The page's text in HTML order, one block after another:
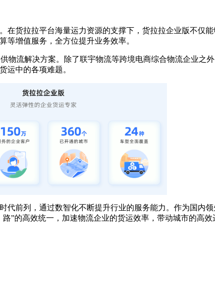
货拉拉平台海量运力资源的支撑下，货拉拉企业版不仅
等增值服务，全方位提升业务效率。
物流解决方案。除了联宇物流等跨境电商综合物流企业之
运中的各项难题。
前列，通过数智化不断提升行业的服务能力。作为国内
”的高效统一，加速物流企业的货运效率，带动城市的高效